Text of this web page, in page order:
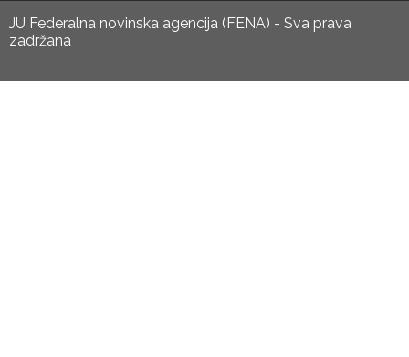
JU Federalna novinska agencija (FENA) - Sva prava
zadržana